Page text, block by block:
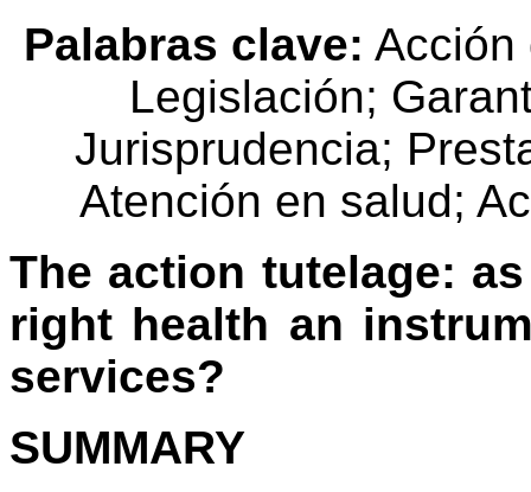
Palabras clave: Acción
Legislación;
Jurisprudencia;
Atención en salud;
The action tutelage:
right health an
services?
SUMMARY